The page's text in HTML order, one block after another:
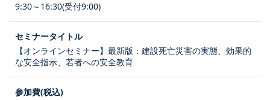
9:30～16:30(受付9:00)
【オンラインセミナー】最新版：建設死亡災害の実態、効果的
な安全指示、若者への安全教育